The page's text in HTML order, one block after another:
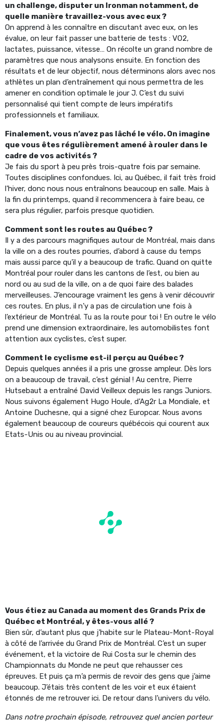
un challenge, disputer un Ironman notamment, de
quelle manière travaillez-vous avec eux ?
On apprend à les connaître en discutant avec eux, on les
évalue, on leur fait passer une batterie de tests : VO2,
lactates, puissance, vitesse… On récolte un grand nombre de
paramètres que nous analysons ensuite. En fonction des
résultats et de leur objectif, nous déterminons alors avec nos
athlètes un plan d’entraînement qui nous permettra de les
amener en condition optimale le jour J. C’est du suivi
personnalisé qui tient compte de leurs impératifs
professionnels et familiaux.
Finalement, vous n’avez pas lâché le vélo. On imagine
que vous êtes régulièrement amené à rouler dans le
cadre de vos activités ?
Je fais du sport à peu près trois-quatre fois par semaine.
Toutes disciplines confondues. Ici, au Québec, il fait très froid
l’hiver, donc nous nous entraînons beaucoup en salle. Mais à
la fin du printemps, quand il recommencera à faire beau, ce
sera plus régulier, parfois presque quotidien.
Comment sont les routes au Québec ?
Il y a des parcours magnifiques autour de Montréal, mais dans
la ville on a des routes pourries, d’abord à cause du temps
mais aussi parce qu’il y a beaucoup de trafic. Quand on quitte
Montréal pour rouler dans les cantons de l’est, ou bien au
nord ou au sud de la ville, on a de quoi faire des balades
merveilleuses. J’encourage vraiment les gens à venir découvrir
ces routes. En plus, il n’y a pas de circulation une fois à
l’extérieur de Montréal. Tu as la route pour toi ! En outre le vélo
prend une dimension extraordinaire, les automobilistes font
attention aux cyclistes, c’est super.
Comment le cyclisme est-il perçu au Québec ?
Depuis quelques années il a pris une grosse ampleur. Dès lors
on a beaucoup de travail, c’est génial ! Au centre, Pierre
Hutsebaut a entraîné David Veilleux depuis les rangs Juniors.
Nous suivons également Hugo Houle, d’Ag2r La Mondiale, et
Antoine Duchesne, qui a signé chez Europcar. Nous avons
également beaucoup de coureurs québécois qui courent aux
Etats-Unis ou au niveau provincial.
Vous étiez au Canada au moment des Grands Prix de
Québec et Montréal, y êtes-vous allé ?
Bien sûr, d’autant plus que j’habite sur le Plateau-Mont-Royal
à côté de l’arrivée du Grand Prix de Montréal. C’est un super
événement, et la victoire de Rui Costa sur le chemin des
Championnats du Monde ne peut que rehausser ces
épreuves. Et puis ça m’a permis de revoir des gens que j’aime
beaucoup. J’étais très content de les voir et eux étaient
étonnés de me retrouver ici. De retour dans l’univers du vélo.
Dans notre prochain épisode, retrouvez quel ancien porteur